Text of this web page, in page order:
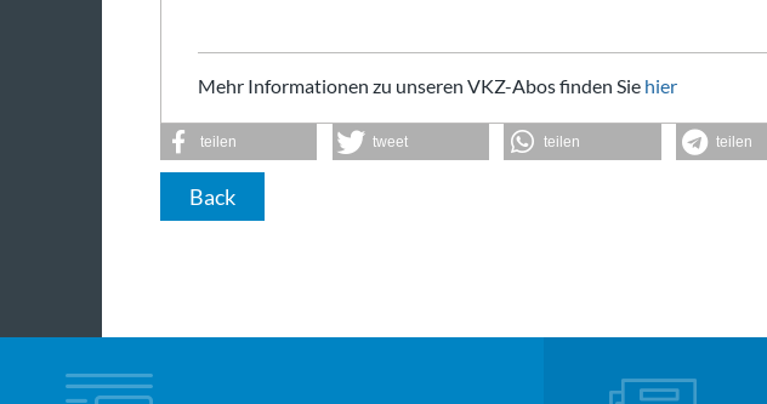
Mehr Informationen zu unseren VKZ-Abos finden Sie hier
teilen tweet teilen teilen
Back